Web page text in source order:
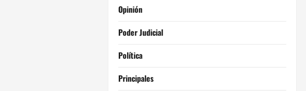
Opinión
Poder Judicial
Política
Principales